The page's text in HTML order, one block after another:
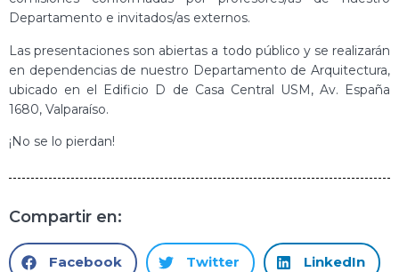
Departamento e invitados/as externos.
Las presentaciones son abiertas a todo público y se realizarán
en dependencias de nuestro Departamento de Arquitectura,
ubicado en el Edificio D de Casa Central USM, Av. España
1680, Valparaíso.
¡No se lo pierdan!
Compartir en:
Facebook Twitter LinkedIn